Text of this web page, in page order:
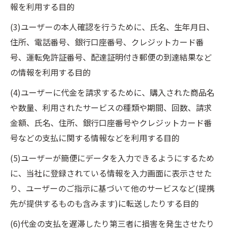
報を利用する目的
(3)ユーザーの本人確認を行うために、氏名、生年月日、
住所、電話番号、銀行口座番号、クレジットカード番
号、運転免許証番号、配達証明付き郵便の到達結果など
の情報を利用する目的
(4)ユーザーに代金を請求するために、購入された商品名
や数量、利用されたサービスの種類や期間、回数、請求
金額、氏名、住所、銀行口座番号やクレジットカード番
号などの支払に関する情報などを利用する目的
(5)ユーザーが簡便にデータを入力できるようにするため
に、当社に登録されている情報を入力画面に表示させた
り、ユーザーのご指示に基づいて他のサービスなど(提携
先が提供するものも含みます)に転送したりする目的
(6)代金の支払を遅滞したり第三者に損害を発生させたり